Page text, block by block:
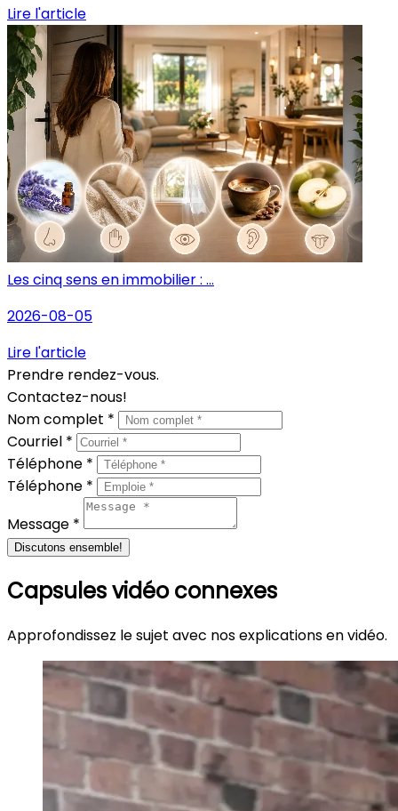
Lire l'article
Les cinq sens en immobilier : ...
2026-08-05
Lire l'article
Prendre rendez-vous.
Contactez-nous!
Nom complet *
Courriel *
Téléphone *
Téléphone *
Message *
Discutons ensemble!
Capsules vidéo connexes
Approfondissez le sujet avec nos explications en vidéo.